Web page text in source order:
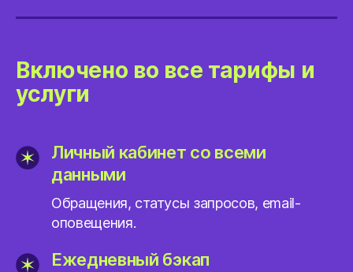
Включено во все тарифы и
услуги
Личный кабинет со всеми
данными
Обращения, статусы запросов, email-
оповещения.
Ежедневный бэкап